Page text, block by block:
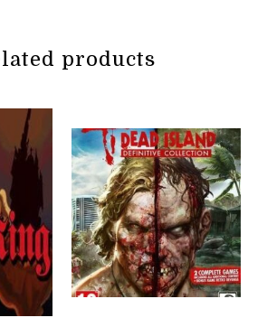
products